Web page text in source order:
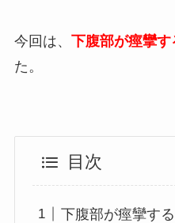
今回は、 下腹部が痙攣す
た。
目次
下腹部が痙攣す